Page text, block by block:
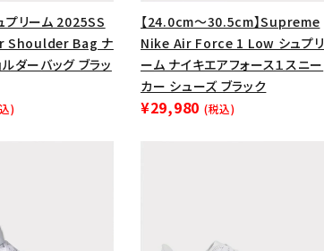
コラボレーションブランドから探す
リーム 2025SS
Shoulder Bag ナ
ダーバッグ ブラッ
)
【24.0cm～30.5cm】Supreme
Nike Air Force 1 Low シュプリ
ーム ナイキエアフォース１スニー
カー シューズ ブラック
¥29,980 (税込)